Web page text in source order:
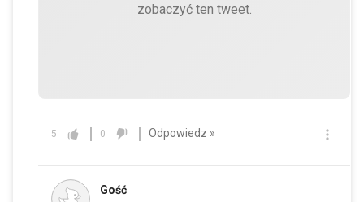
zobaczyć ten tweet.
5 0 Odpowiedz »
Gość